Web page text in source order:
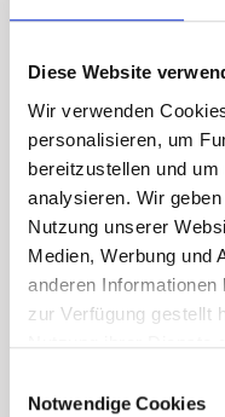
Diese Website
Wir verwenden
personalisieren, um
bereitzustellen und
analysieren. Wir
Nutzung unserer
Medien, Werbung und
anderen
zur Verfügung gestellt
Nutzung ihrer Dienste
Selection
Notwendige Cookies